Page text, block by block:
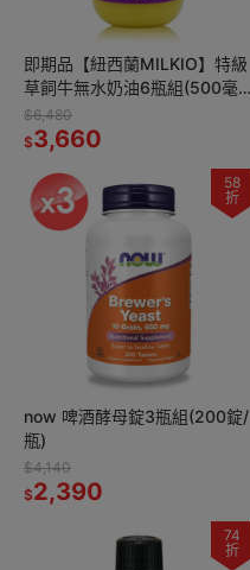
即期品【紐西蘭MILKIO】特級
草飼牛無水奶油6瓶組(500毫
升/瓶)
$6,480
$3,660
58
折
now 啤酒酵母錠3瓶組(200錠/
瓶)
$4,140
$2,390
74
折